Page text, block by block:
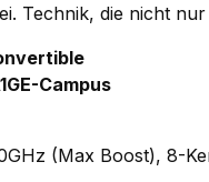
Technik, die nicht
Campus
(Max Boost), 8-